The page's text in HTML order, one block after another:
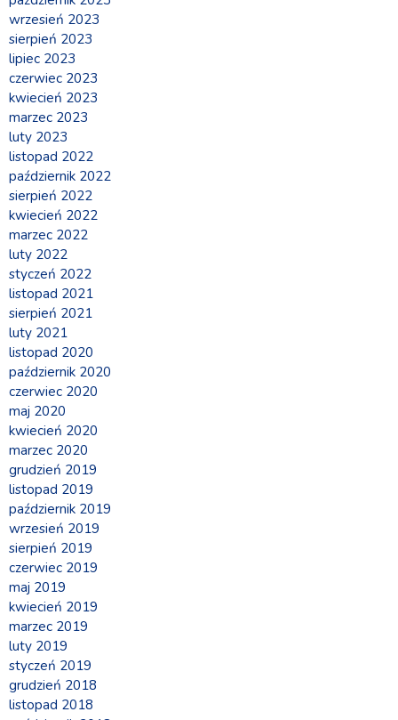
wrzesień 2023
sierpień 2023
lipiec 2023
czerwiec 2023
kwiecień 2023
marzec 2023
luty 2023
listopad 2022
październik 2022
sierpień 2022
kwiecień 2022
marzec 2022
luty 2022
styczeń 2022
listopad 2021
sierpień 2021
luty 2021
listopad 2020
październik 2020
czerwiec 2020
maj 2020
kwiecień 2020
marzec 2020
grudzień 2019
listopad 2019
październik 2019
wrzesień 2019
sierpień 2019
czerwiec 2019
maj 2019
kwiecień 2019
marzec 2019
luty 2019
styczeń 2019
grudzień 2018
listopad 2018